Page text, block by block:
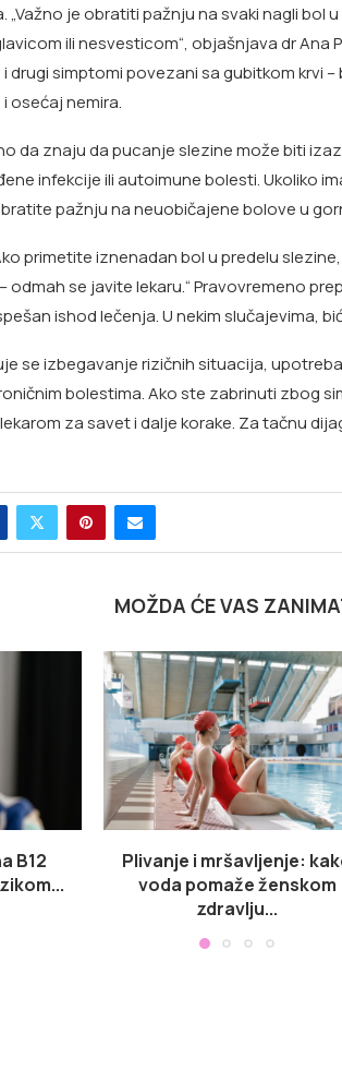
„Važno je obratiti pažnju na svaki nagli bol
ili nesvesticom“, objašnjava dr Ana
drugi simptomi povezani sa gubitkom krvi
osećaj nemira.
da znaju da pucanje slezine može biti
infekcije ili autoimune bolesti. Ukoliko
pažnju na neuobičajene bolove u
primetite iznenadan bol u predelu
odmah se javite lekaru.“ Pravovremeno
ishod lečenja. U nekim slučajevima,
se izbegavanje rizičnih situacija,
bolestima. Ako ste zabrinuti zbog
za savet i dalje korake. Za tačnu
MOŽDA ĆE VAS
B12
Plivanje i mršavljenje:
voda pomaže ženskom
zdravlju...